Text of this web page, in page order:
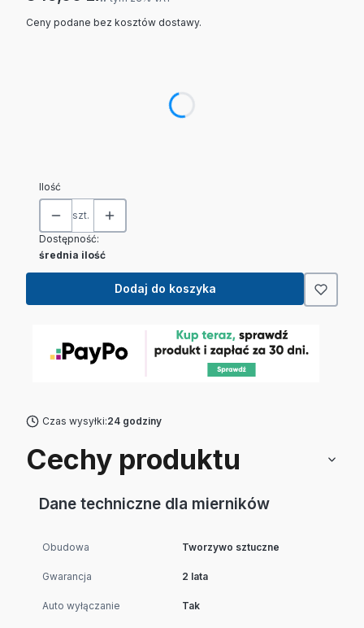
Ceny podane bez kosztów dostawy.
Telefoniczna kalibracja miernika +100 zł
Ilość
szt.
Dostępność:
średnia ilość
Dodaj do koszyka
Czas wysyłki:24 godziny
Cechy produktu
Dane techniczne dla mierników
Obudowa Tworzywo sztuczne
Gwarancja 2 lata
Auto wyłączanie Tak